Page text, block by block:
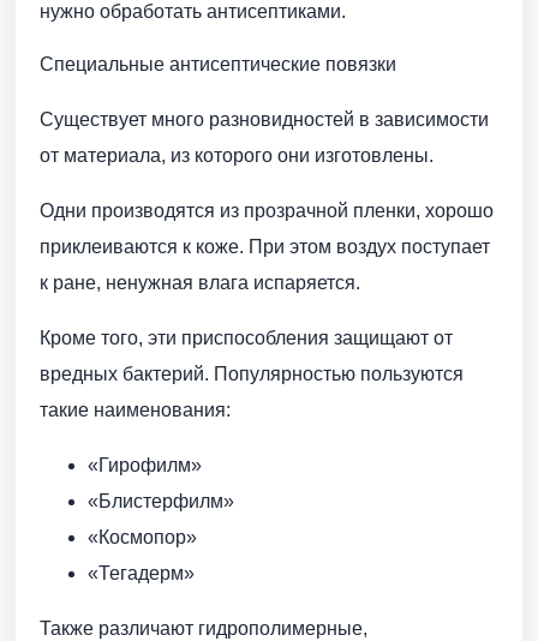
нужно обработать антисептиками.
Специальные антисептические повязки
Существует много разновидностей в зависимости
от материала, из которого они изготовлены.
Одни производятся из прозрачной пленки, хорошо
приклеиваются к коже. При этом воздух поступает
к ране, ненужная влага испаряется.
Кроме того, эти приспособления защищают от
вредных бактерий. Популярностью пользуются
такие наименования:
«Гирофилм»
«Блистерфилм»
«Космопор»
«Тегадерм»
Также различают гидрополимерные,